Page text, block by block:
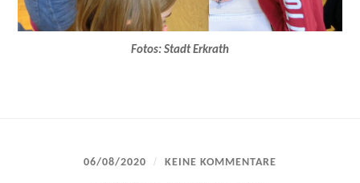
Fotos: Stadt Erkrath
06/08/2020 / KEINE KOMMENTARE